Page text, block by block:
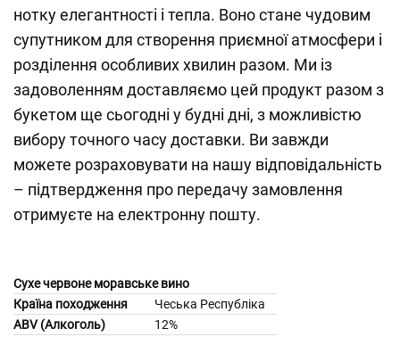
нотку елегантності і тепла. Воно стане чудовим
супутником для створення приємної атмосфери і
розділення особливих хвилин разом. Ми із
задоволенням доставляємо цей продукт разом з
букетом ще сьогодні у будні дні, з можливістю
вибору точного часу доставки. Ви завжди
можете розраховувати на нашу відповідальність
– підтвердження про передачу замовлення
отримуєте на електронну пошту.
Сухе червоне моравське вино
Країна походження Чеська Республіка
ABV (Алкоголь)
12%